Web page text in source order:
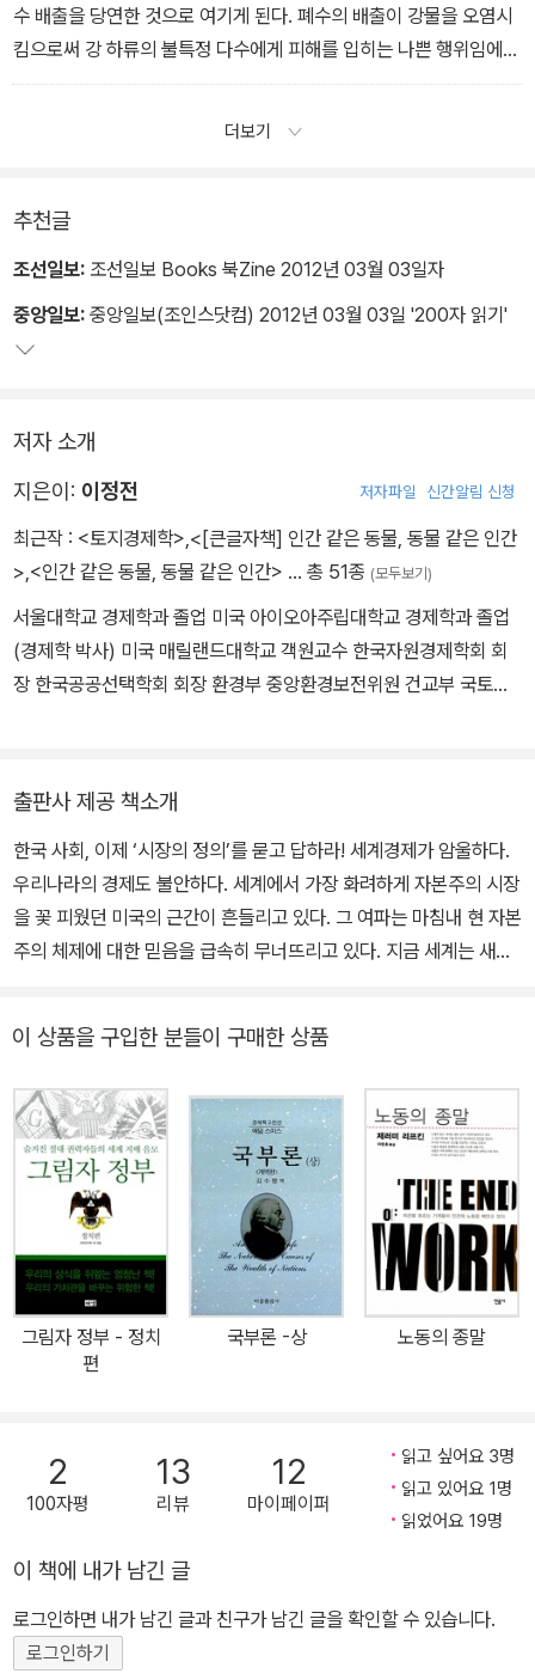
수 배출을 당연한 것으로 여기게 된다. 폐수의 배출이 강물을 오염시
킴으로써 강 하류의 불특정 다수에게 피해를 입히는 나쁜 행위임에도
불구하고 이 업체는 아무런 죄책감을 느끼지 않게 된다.
더보기
추천글
조선일보: 조선일보 Books 북Zine 2012년 03월 03일자
중앙일보: 중앙일보(조인스닷컴) 2012년 03월 03일 '200자 읽기'
저자 소개
지은이: 이정전 저자파일 신간알림 신청
최근작 : <토지경제학>,<[큰글자책] 인간 같은 동물, 동물 같은 인간
>,<인간 같은 동물, 동물 같은 인간> … 총 51종 (모두보기)
서울대학교 경제학과 졸업 미국 아이오아주립대학교 경제학과 졸업
(경제학 박사) 미국 매릴랜드대학교 객원교수 한국자원경제학회 회
장 한국공공선택학회 회장 환경부 중앙환경보전위원 건교부 국토이
사, 2011) 『경제학에서 본 정치와 정부』(박영사, 2005) 『토지경제
론』(박영사, 1988) 『시장은 정말 우리를 행복하게 하는가』(한길사,
2002) 『두 경제학 이야기: 주류경제학과 마르크스경제학』(한길사, 1
993) 정진기 언론문화 대상 수상 『시장은 정의로운가』(김영사, 201
2)
출판사 제공 책소개
한국 사회, 이제 ‘시장의 정의’를 묻고 답하라! 세계경제가 암울하다.
우리나라의 경제도 불안하다. 세계에서 가장 화려하게 자본주의 시장
을 꽃 피웠던 미국의 근간이 흔들리고 있다. 그 여파는 마침내 현 자본
주의 체제에 대한 믿음을 급속히 무너뜨리고 있다. 지금 세계는 새로
새 모델을 찾고 있다. 이 새 모델에 어떤 내용을 채워넣을 것인지를 두
고 세계 각지에서 뜨거운 논쟁과 진단이 쏟아지고 있다. 이것은, 한국
사회 역시 피해갈 수 없는 숙제이다. 하버드대 교수인 마이클 샌델의
《정의란 무엇인가》는 한국 사회를 “정의 열풍”으로 휩싸이게 했다.
법과 정치의 영역에서 뜨거운 논란을 불러일으켰고, 마침내 정치권을
비롯한 각계에서 공정사회를 주요 화두로 제창하며 그 논쟁에 뛰어들
게 만들었다. 2011년 2월 한국경제학회 역시 “공정사회와 경제학”이
라는 타이틀을 내걸고 정의에 대한 대토론회를 가졌다. 한국제도경제
학회도 “우리 사회, 그렇게 불공정한가?”라는 주제로 토론회를 열었
다. 명색이 토론회였지만, 자본주의 시장이 공정하고 정의롭다는 주
며 신랄한 공방을 보여주지 못했다. 2012년 한국 사회는 피해갈 수
없는 질문을 마주해야 한다. 빈자와 부자의 격차는 날로 심해지고, 정
치와 사회는 좌우로 나뉘어 있으며, 경제 근본주의로의 경도는 ‘돈의
경쟁 성장 자본주의로 내달리고 있는 한국 사회가 처한 현실이다. 이
현실을 타개하기 위해서 지금 우리에게 필요한 것은 무엇일까? 이제
‘정치사회의 정의’를 넘어 ‘시장의 정의, 경제의 정의’를 심각하게 묻
이 상품을 구입한 분들이 구매한 상품
그림자 정부 - 정치
편
국부론 -상 노동의 종말
2
100자평
13
리뷰
12
마이페이퍼
읽고 싶어요 3명
읽고 있어요 1명
읽었어요 19명
이 책에 내가 남긴 글
로그인하면 내가 남긴 글과 친구가 남긴 글을 확인할 수 있습니다.
로그인하기